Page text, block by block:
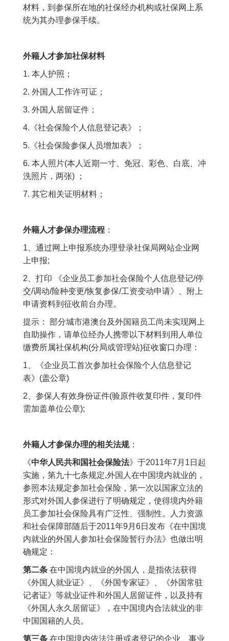
材料，到参保所在地的社保经办机构或社保网上系
统为其办理参保手续。
外籍人才参加社保材料
1. 本人护照；
2. 外国人工作许可证；
3. 外国人居留证件；
4.《社会保险个人信息登记表》；
5.《社会保险参保人员增加表》；
6. 本人照片(本人近期一寸、免冠、彩色、白底、冲
洗照片，两张) ；
7. 其它相关证明材料；
外籍人才参保办理流程 ：
1、通过网上申报系统办理登录社保局网站企业网
上申报;
2、打印 《企业员工参加社会保险个人信息登记/停
交/调动/险种变更/恢复参保/工资变动申请》、附上
申请资料到征收前台办理。
提示： 部分城市港澳台及外国籍员工尚未实现网上
自助操作，请单位经办人携带以下材料到用人单位
缴费所属社保机构(分局或管理站)征收窗口办理：
1、《企业员工首次参加社会保险个人信息登记
表》(盖公章)
2、参保人有效身份证件(验原件收复印件，复印件
需加盖单位公章);
外籍人才参保办理的相关法规：
《中华人民共和国社会保险法》于2011年7月1日起
实施，第九十七条规定,外国人在中国境内就业的，
参照本法规定参加社会保险，第一次以国家立法的
形式对外国人参保进行了明确规定，使得境内外籍
员工参加社会保险具有广泛性、强制性。人力资源
和社会保障部随后于2011年9月6日发布《在中国境
内就业的外国人参加社会保险暂行办法》也做出明
确规定：
第二条 在中国境内就业的外国人，是指依法获得
《外国人就业证》、《外国专家证》、《外国常驻
记者证》等就业证件和外国人居留证件，以及持有
《外国人永久居留证》，在中国境内合法就业的非
中国国籍的人员。
第三条 在中国境内依法注册或者登记的企业、事业